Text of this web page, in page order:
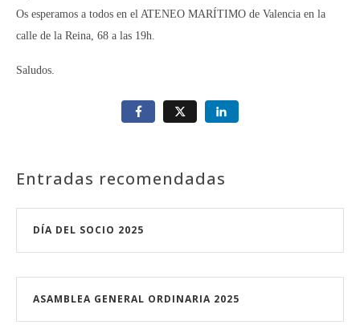
Os esperamos a todos en el ATENEO MARÍTIMO de Valencia en la
calle de la Reina, 68 a las 19h.
Saludos.
Entradas recomendadas
DÍA DEL SOCIO 2025
ASAMBLEA GENERAL ORDINARIA 2025